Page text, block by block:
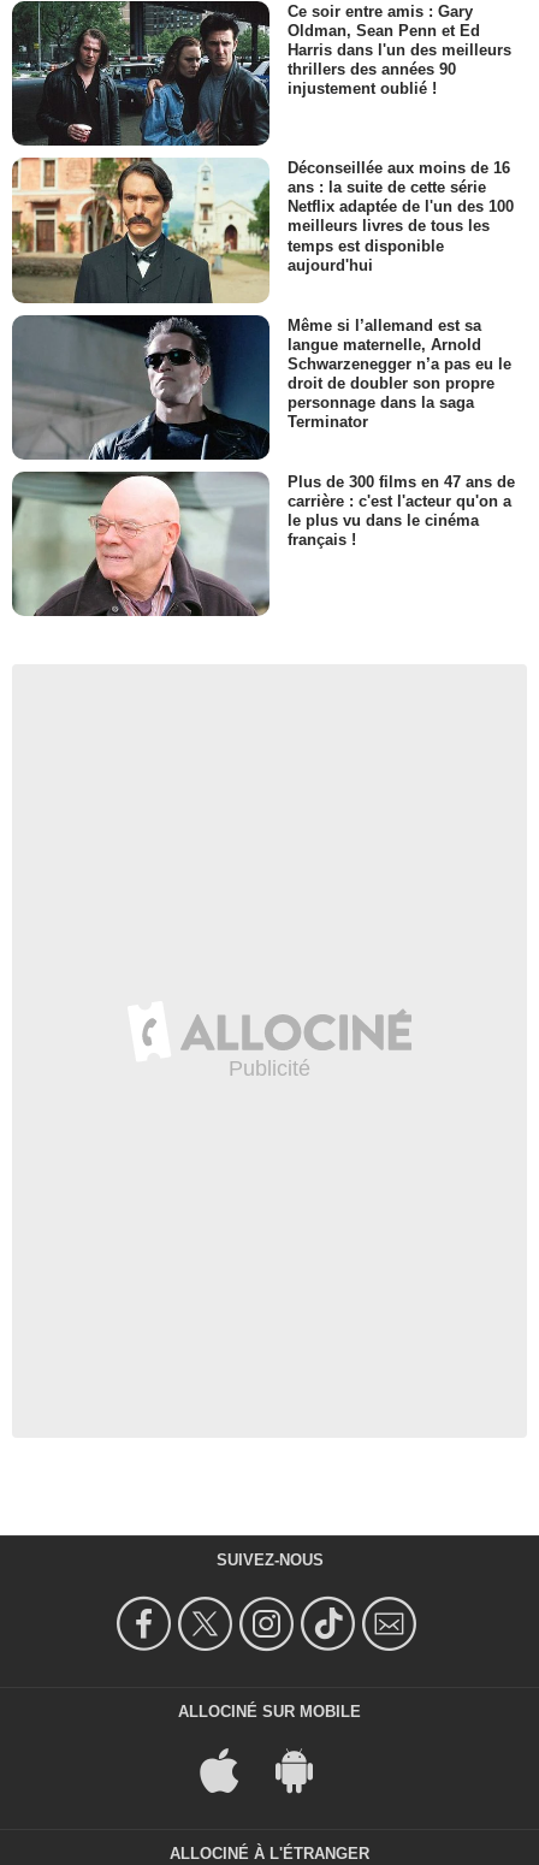
Ce soir entre amis : Gary
Oldman, Sean Penn et Ed
Harris dans l'un des meilleurs
thrillers des années 90
injustement oublié !
Déconseillée aux moins de 16
ans : la suite de cette série
Netflix adaptée de l'un des 100
meilleurs livres de tous les
temps est disponible
aujourd'hui
Même si l’allemand est sa
langue maternelle, Arnold
Schwarzenegger n’a pas eu le
droit de doubler son propre
personnage dans la saga
Terminator
Plus de 300 films en 47 ans de
carrière : c'est l'acteur qu'on a
le plus vu dans le cinéma
français !
SUIVEZ-NOUS
ALLOCINÉ SUR MOBILE
ALLOCINÉ À L'ÉTRANGER